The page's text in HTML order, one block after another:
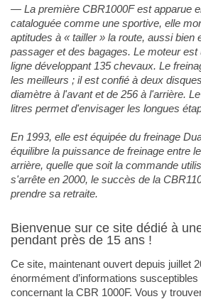
La première CBR1000F est apparue
cataloguée comme une sportive, elle
aptitudes à « tailler » la route, aussi bien
passager et des bagages. Le moteur
ligne développant 135 chevaux. Le
les meilleurs ; il est confié à deux
diamètre à l'avant et de 256 à l'arrière.
litres permet d'envisager les longues
En 1993, elle est équipée du freinage
équilibre la puissance de freinage entre
arrière, quelle que soit la commande
s'arrête en 2000, le succès de la
prendre sa retraite.
Bienvenue sur ce site dédié à
pendant près de 15 ans !
Ce site, maintenant ouvert depuis juillet
énormément d’informations
concernant la CBR 1000F. Vous y